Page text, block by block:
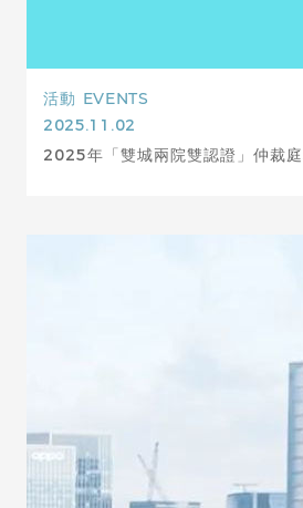
活動 EVENTS
2025.11.02
2025年「雙城兩院雙認證」仲裁